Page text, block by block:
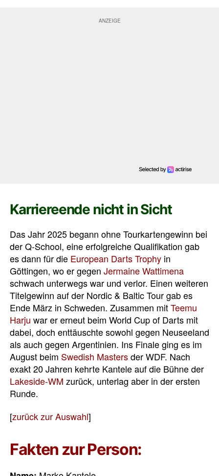
Karriereende nicht in Sicht
Das Jahr 2025 begann ohne Tourkartengewinn bei
der Q-School, eine erfolgreiche Qualifikation gab
es dann für die European Darts Trophy in
Göttingen, wo er gegen Jermaine Wattimena
schwach unterwegs war und verlor. Einen weiteren
Titelgewinn auf der Nordic & Baltic Tour gab es
Ende März in Schweden. Zusammen mitTeemu
Harju war er erneut beim World Cup of Darts mit
dabei, doch enttäuschte sowohl gegen Neuseeland
als auch gegen Argentinien. Ins Finale ging es im
August beim Swedish Mastersder WDF. Nach
exakt 20 Jahren kehrte Kantele auf die Bühne der
Lakeside-WM zurück, unterlag aber in der ersten
Runde.
[zurück zur Auswahl]
Fakten zur Person: